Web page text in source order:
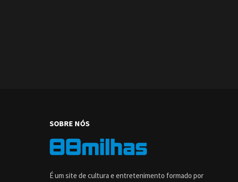
SOBRE NÓS
É um site de cultura e entretenimento formado por